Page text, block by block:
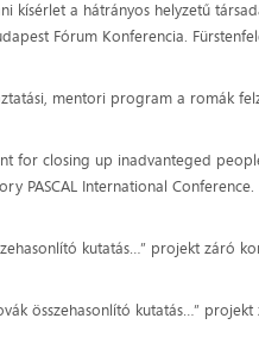
kísérlet a hátrányos helyzetű
Fórum Konferencia.
mentori program a romák
for closing up inadvanteged
International Conference.
kutatás…” projekt záró
összehasonlító kutatás…”